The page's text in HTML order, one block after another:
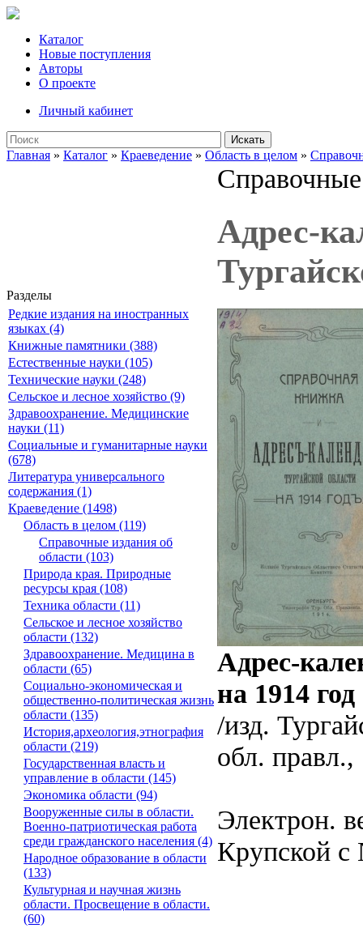
Каталог
Новые поступления
Авторы
О проекте
Личный кабинет
Искать
Главная » Каталог » Краеведение » Область в целом »
Разделы
Редкие издания на иностранных
языках (4)
Книжные памятники (388)
Естественные науки (105)
Технические науки (248)
Сельское и лесное хозяйство (9)
Здравоохранение. Медицинские
науки (11)
Социальные и гуманитарные науки
(678)
Литература универсального
содержания (1)
Краеведение (1498)
Область в целом (119)
Справочные издания об
области (103)
Природа края. Природные
ресурсы края (108)
Техника области (11)
Сельское и лесное хозяйство
области (132)
Здравоохранение. Медицина в
области (65)
Социально-экономическая и
общественно-политическая жизнь
области (135)
История,археология,этнография
области (219)
Государственная власть и
управление в области (145)
Экономика области (94)
Вооруженные силы в области.
Военно-патриотическая работа
среди гражданского населения (4)
Народное образование в области
(133)
Культурная и научная жизнь
области. Просвещение в области.
(60)
Адрес-
Адрес-
на 1914 год
/изд.
обл.
Электрон.
Крупской